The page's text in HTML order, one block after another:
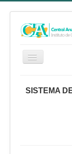
RELATÓRIO
SISTEMA